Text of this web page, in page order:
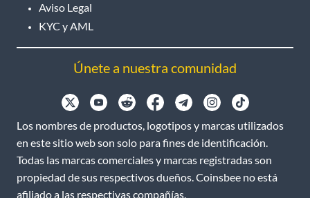
Aviso Legal
KYC y AML
Únete a nuestra comunidad
Los nombres de productos, logotipos y marcas utilizados
en este sitio web son solo para fines de identificación.
Todas las marcas comerciales y marcas registradas son
propiedad de sus respectivos dueños. Coinsbee no está
afiliado a las respectivas compañías.